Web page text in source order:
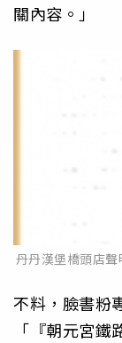
關內容。」
丹丹漢堡橋頭店聲
不料，臉書粉
「『朝元宮